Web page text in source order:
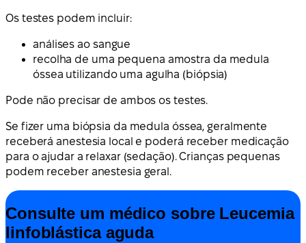
Os testes podem incluir:
análises ao sangue
recolha de uma pequena amostra da medula
óssea utilizando uma agulha (biópsia)
Pode não precisar de ambos os testes.
Se fizer uma biópsia da medula óssea, geralmente
receberá anestesia local e poderá receber medicação
para o ajudar a relaxar (sedação). Crianças pequenas
podem receber anestesia geral.
Consulte um médico sobre Leucemia
linfoblástica aguda